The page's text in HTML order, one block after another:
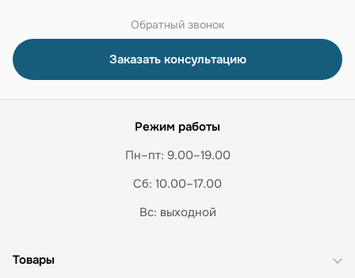
Обратный звонок
Заказать консультацию
Режим работы
Пн–пт: 9.00–19.00
Сб: 10.00–17.00
Вс: выходной
Товары